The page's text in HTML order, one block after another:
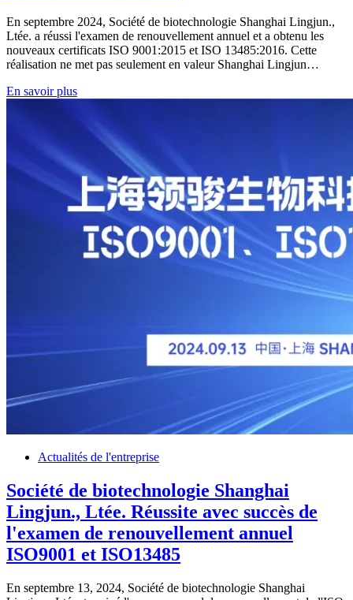
En septembre 2024, Société de biotechnologie Shanghai Lingjun.,
Ltée. a réussi l'examen de renouvellement annuel et a obtenu les
nouveaux certificats ISO 9001:2015 et ISO 13485:2016. Cette
réalisation ne met pas seulement en valeur Shanghai Lingjun…
En savoir plus
Actualités de l'entreprise
Société de biotechnologie Shanghai
Lingjun., Ltée. Réussite avec succès de
l'examen de renouvellement annuel
ISO9001 et ISO13485
En septembre 13, 2024, Société de biotechnologie Shanghai